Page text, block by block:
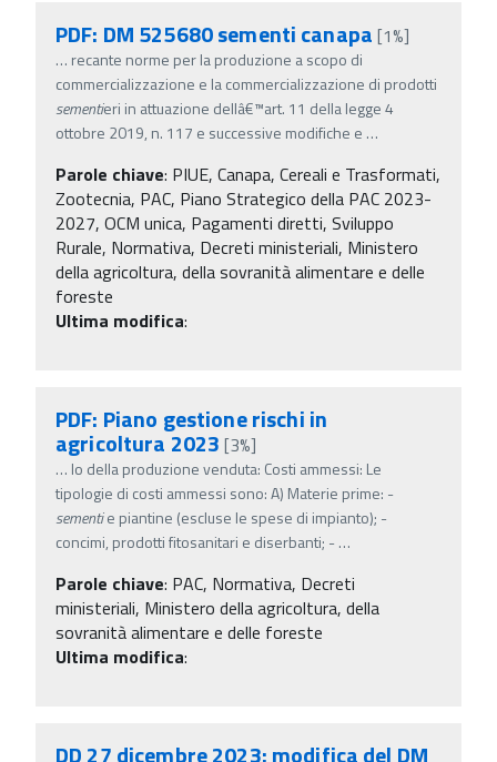
PDF: DM 525680 sementi canapa [1%]
… recante norme per la produzione a scopo di
commercializzazione e la commercializzazione di prodotti
sementieri in attuazione dellâ€™art. 11 della legge 4
ottobre 2019, n. 117 e successive modifiche e …
Parole chiave: PIUE, Canapa, Cereali e Trasformati,
Zootecnia, PAC, Piano Strategico della PAC 2023-
2027, OCM unica, Pagamenti diretti, Sviluppo
Rurale, Normativa, Decreti ministeriali, Ministero
della agricoltura, della sovranità alimentare e delle
foreste
Ultima modifica:
PDF: Piano gestione rischi in
agricoltura 2023 [3%]
… lo della produzione venduta: Costi ammessi: Le
tipologie di costi ammessi sono: A) Materie prime: -
sementie piantine (escluse le spese di impianto); -
concimi, prodotti fitosanitari e diserbanti; -…
Parole chiave: PAC, Normativa, Decreti
ministeriali, Ministero della agricoltura, della
sovranità alimentare e delle foreste
Ultima modifica:
DD 27 dicembre 2023: modifica del DM